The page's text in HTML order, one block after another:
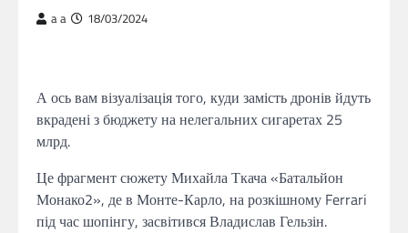
a a 18/03/2024
А ось вам візуалізація того, куди замість дронів йдуть
вкрадені з бюджету на нелегальних сигаретах 25
млрд.
Це фрагмент сюжету Михайла Ткача «Батальйон
Монако2», де в Монте-Карло, на розкішному Ferrari
під час шопінгу, засвітився Владислав Гельзін.